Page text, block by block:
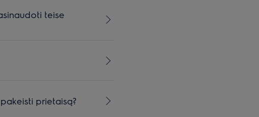
teise
prietaisą?